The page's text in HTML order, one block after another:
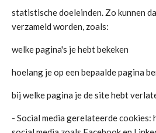
statistische doeleinden. Zo kunnen
verzameld worden, zoals:
welke pagina's je hebt bekeken
hoelang je op een bepaalde pagina
bij welke pagina je de site hebt
- Social media gerelateerde cookies: